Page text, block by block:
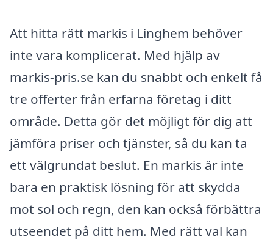
Att hitta rätt markis i Linghem behöver
inte vara komplicerat. Med hjälp av
markis-pris.se kan du snabbt och enkelt få
tre offerter från erfarna företag i ditt
område. Detta gör det möjligt för dig att
jämföra priser och tjänster, så du kan ta
ett välgrundat beslut. En markis är inte
bara en praktisk lösning för att skydda
mot sol och regn, den kan också förbättra
utseendet på ditt hem. Med rätt val kan